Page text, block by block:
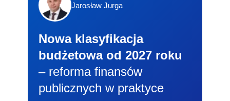
Jarosław Jurga
Nowa klasyfikacja
budżetowa od 2027 roku
– reforma finansów
publicznych w praktyce